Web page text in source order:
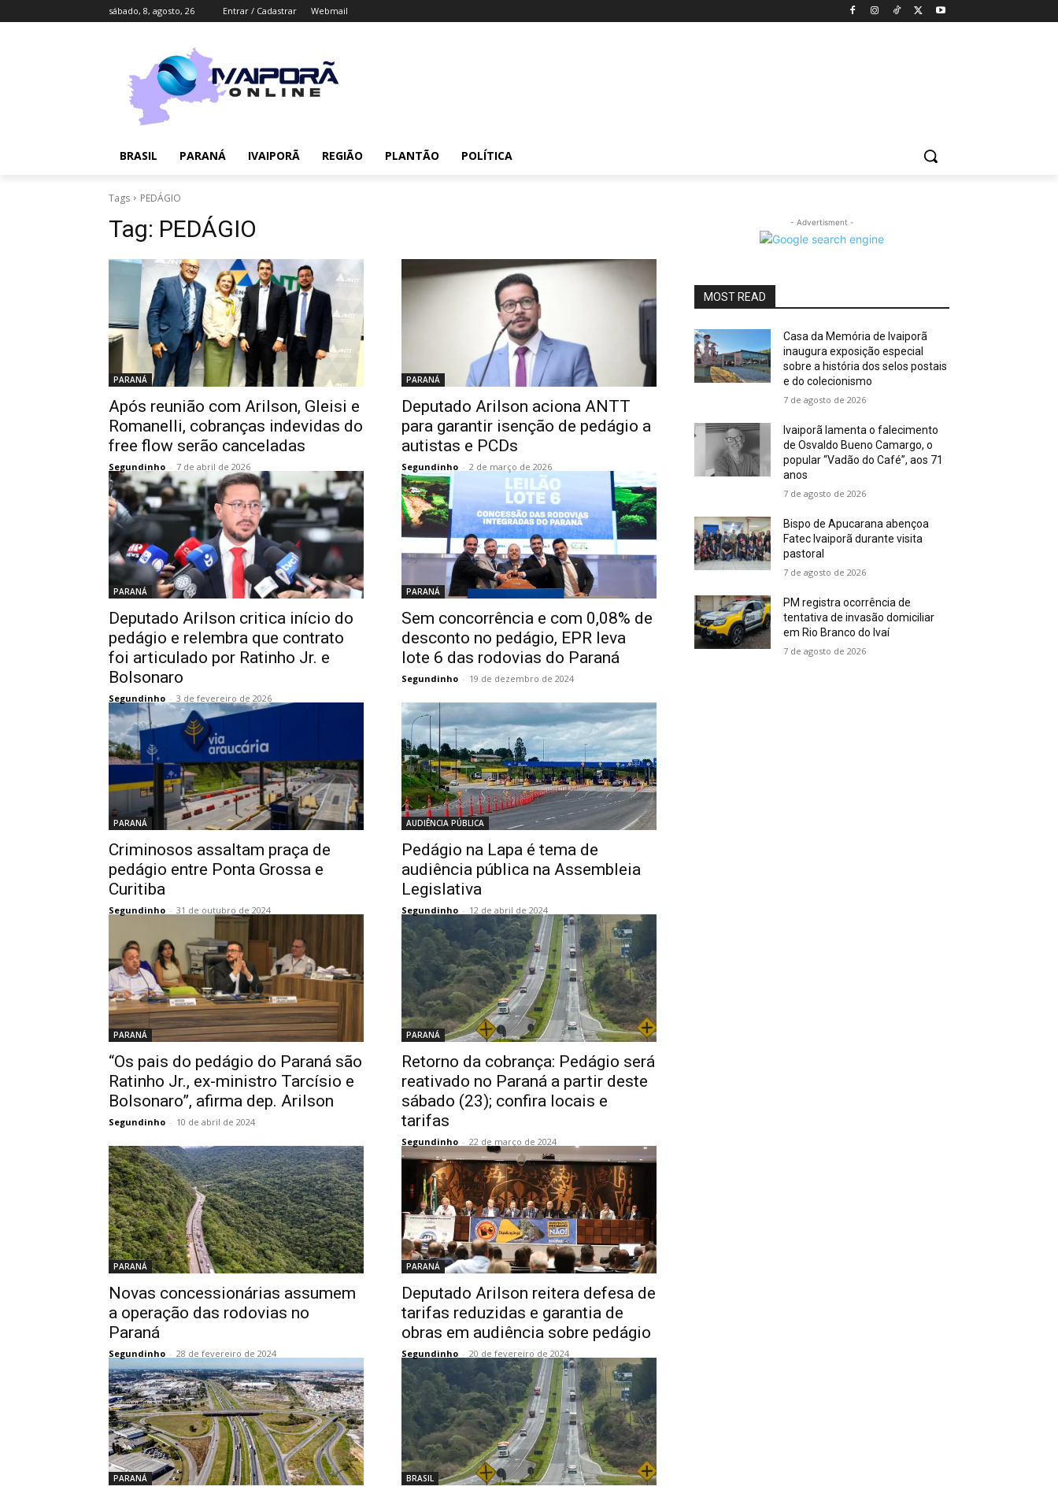
sábado, 8, agosto, 26 Entrar / Cadastrar Webmail
BRASIL PARANÁ IVAIPORÃ REGIÃO PLANTÃO POLÍTICA
Tags PEDÁGIO
Tag: PEDÁGIO
PARANÁ
Após reunião com Arilson, Gleisi e
Romanelli, cobranças indevidas do
free flow serão canceladas
Segundinho - 7 de abril de 2026
PARANÁ
Deputado Arilson aciona ANTT
para garantir isenção de pedágio a
autistas e PCDs
Segundinho - 2 de março de 2026
PARANÁ
Deputado Arilson critica início do
pedágio e relembra que contrato
foi articulado por Ratinho Jr. e
Bolsonaro
Segundinho - 3 de fevereiro de 2026
PARANÁ
Sem concorrência e com 0,08% de
desconto no pedágio, EPR leva
lote 6 das rodovias do Paraná
Segundinho - 19 de dezembro de 2024
PARANÁ
Criminosos assaltam praça de
pedágio entre Ponta Grossa e
Curitiba
Segundinho - 31 de outubro de 2024
AUDIÊNCIA PÚBLICA
Pedágio na Lapa é tema de
audiência pública na Assembleia
Legislativa
Segundinho - 12 de abril de 2024
PARANÁ
“Os pais do pedágio do Paraná são
Ratinho Jr., ex-ministro Tarcísio e
Bolsonaro”, afirma dep. Arilson
Segundinho - 10 de abril de 2024
PARANÁ
Retorno da cobrança: Pedágio será
reativado no Paraná a partir deste
sábado (23); confira locais e
tarifas
Segundinho - 22 de março de 2024
PARANÁ
Novas concessionárias assumem
a operação das rodovias no
Paraná
Segundinho - 28 de fevereiro de 2024
PARANÁ
Deputado Arilson reitera defesa de
tarifas reduzidas e garantia de
obras em audiência sobre pedágio
Segundinho - 20 de fevereiro de 2024
PARANÁ BRASIL
- Advertisment -
MOST READ
Casa da Memória de Ivaiporã
inaugura exposição especial
sobre a história dos selos postais
e do colecionismo
7 de agosto de 2026
Ivaiporã lamenta o falecimento
de Osvaldo Bueno Camargo, o
popular “Vadão do Café”, aos 71
anos
7 de agosto de 2026
Bispo de Apucarana abençoa
Fatec Ivaiporã durante visita
pastoral
7 de agosto de 2026
PM registra ocorrência de
tentativa de invasão domiciliar
em Rio Branco do Ivaí
7 de agosto de 2026